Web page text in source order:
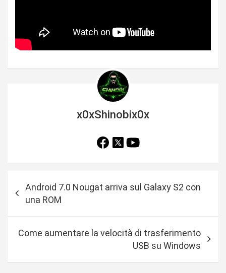
x0xShinobix0x
a
Android 7.0 Nougat arriva sul Galaxy S2 con
una ROM
Come aumentare la velocità di trasferimento
USB su Windows